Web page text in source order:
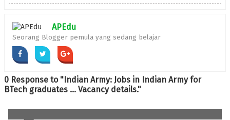
APEdu
Seorang Blogger pemula yang sedang belajar
0 Response to "Indian Army: Jobs in Indian Army for
BTech graduates ... Vacancy details."